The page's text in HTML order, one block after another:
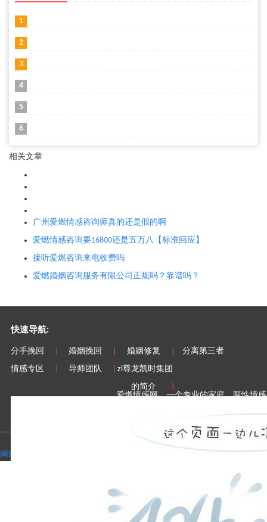
1
2
3
4
5
6
相关文章
广州爱燃情感咨询师真的还是假的啊
爱燃情感咨询要16800还是五万八【标准回应】
接听爱燃咨询来电收费吗
爱燃婚姻咨询服务有限公司正规吗？靠谱吗？
快速导航:
分手挽回 婚姻挽回 婚姻修复
分离第三者
情感专区
导师团队
zl尊龙凯时集团
的简介
爱燃情感网，一个专业的家庭、两性情
尊龙凯时网址 copyright© 2008-2023 airan,lnc.all rights reserved.
尊龙凯时网址的版权所有：广州爱燃婚姻咨询服务有限公司
网站地图